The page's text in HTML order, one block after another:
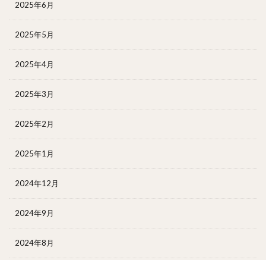
2025年6月
2025年5月
2025年4月
2025年3月
2025年2月
2025年1月
2024年12月
2024年9月
2024年8月